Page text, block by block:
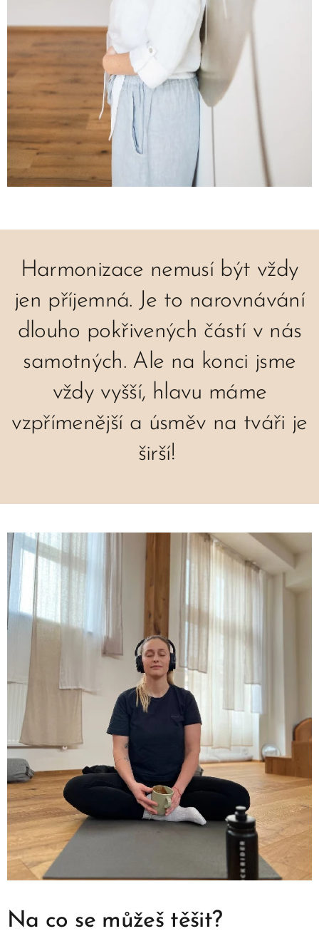
Harmonizace nemusí být vždy
jen příjemná. Je to narovnávání
dlouho pokřivených částí v nás
samotných. Ale na konci jsme
vždy vyšší, hlavu máme
vzpřímenější a úsměv na tváři je
širší!
Na co se můžeš těšit?